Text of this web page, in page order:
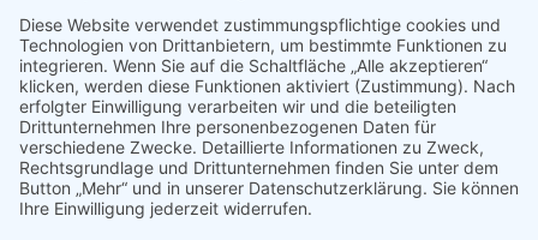
Kontakt
Transparenzerklärung
BBSB-Inform: täglich aktualisierte Infos
für sehbehinderte und blinde Menschen
Anmeldung Newsletter BBSB-Inform